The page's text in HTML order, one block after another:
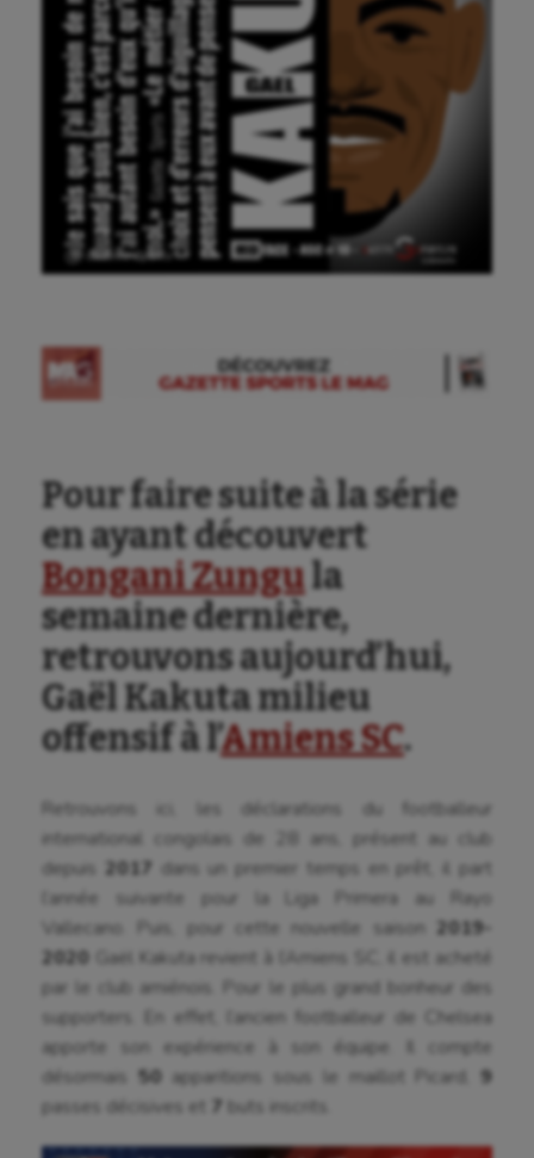
Ⓒ Gazette Sports
Pour faire suite à la série
en ayant découvert
Bongani Zungu la
semaine dernière,
retrouvons aujourd’hui,
Gaël Kakuta milieu
offensif à l’Amiens SC.
Retrouvons ici, les déclarations du footballeur
international congolais de 28 ans, présent au club
depuis 2017 dans un premier temps en prêt, il part
l’année suivante pour la Liga Primera au Rayo
Vallecano. Puis, pour cette nouvelle saison 2019-
2020 Gaël Kakuta revient à l’Amiens SC, il est acheté
par le club amiénois. Pour le plus grand bonheur des
supporters. En effet, l’ancien footballeur de Chelsea
apporte son expérience à son équipe. Il compte
désormais 50 apparitions sous le maillot Picard, 9
passes décisives et
7 buts inscrits.